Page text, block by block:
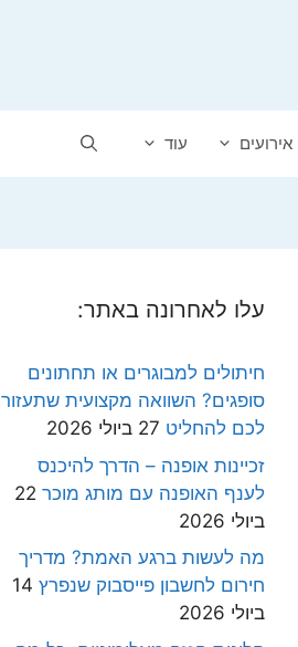
אירועים עוד
עלו לאחרונה באתר:
חיתולים למבוגרים או תחתונים
סופגים? השוואה מקצועית שתעזור
לכם להחליט 27 ביולי 2026
זכיינות אופנה – הדרך להיכנס
לענף האופנה עם מותג מוכר 22
ביולי 2026
מה לעשות ברגע האמת? מדריך
חירום לחשבון פייסבוק שנפרץ 14
ביולי 2026